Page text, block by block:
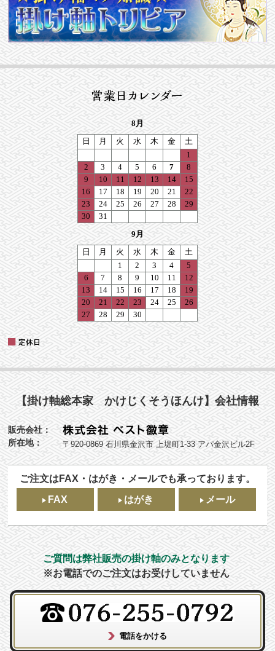
【掛け軸総本家 かけじくそうほんけ】会社情報
販売会社：
所在地：
〒920-0869 石川県金沢市 上堤町1-33 アパ金沢ビル2F
ご注文はFAX・はがき・メールでも承っております。
FAX
はがき メール
ご質問は弊社販売の掛け軸のみとなります
※お電話でのご注文はお受けしていません